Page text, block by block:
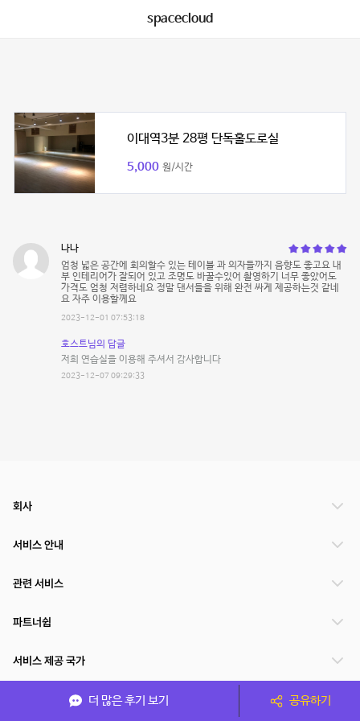
spacecloud
이대역3분 28평 단독홀도로실
5,000 원/시간
나나
엄청 넓은 공간에 회의할수 있는 테이블 과 의자들까지 음향도 좋고요 내
부 인테리어가 잘되어 있고 조명도 바꿀수있어 촬영하기 너무 좋았어도
가격도 엄청 저렴하네요 정말 댄서들을 위해 완전 싸게 제공하는것 같네
요 자주 이용할께요
2023-12-01 07:53:18
호스트님의 답글
저희 연습실을 이용해 주셔서 감사합니다
2023-12-07 09:29:33
더 많은 후기 보기 공유하기
회사
서비스 안내
관련 서비스
파트너쉽
서비스 제공 국가